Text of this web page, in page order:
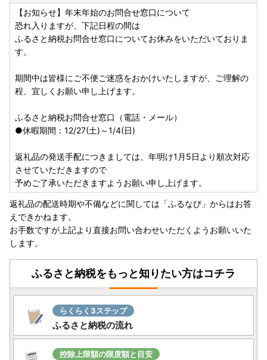
【お知らせ】年末年始のお問合せ窓口について
恐れ入りますが、下記日程の間は
ふるさと納税お問合せ窓口についてお休みをいただいておりま
す。
期間中は皆様にご不便ご迷惑をおかけいたしますが、ご理解の
程、宜しくお願い申し上げます。
ふるさと納税お問合せ窓口（電話・メール）
●休暇期間：12/27(土)～1/4(日)
返礼品の発送手配につきましては、年明け1月5日より順次対応
させていただきますので
予めご了承いただきますようお願い申し上げます。
返礼品の配送時期や不備などに関しては「ふるなび」からはお答
えできかねます。
お手数ですが上記より直接お問い合わせいただくようお願いいた
します。
ふるさと納税をもっと知りたい方はコチラ
らくらく3ステップ
ふるさと納税の流れ
控除上限額の限度額と目安